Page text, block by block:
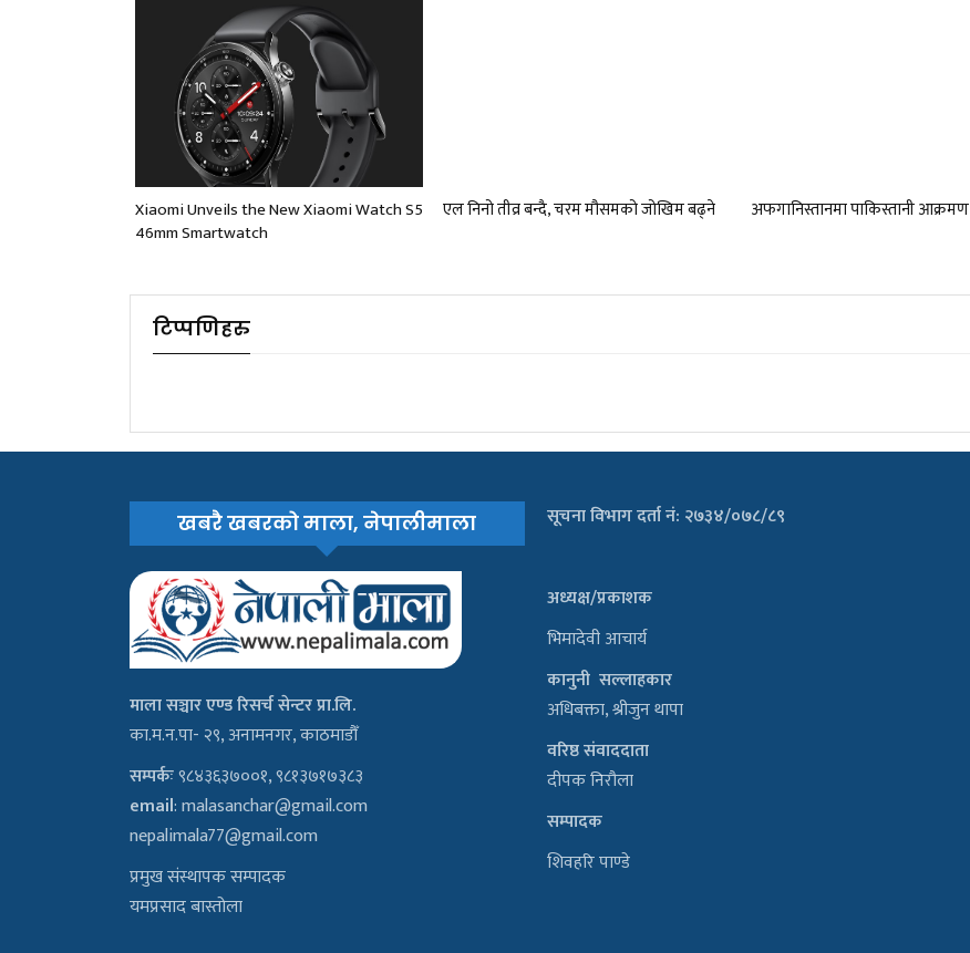
Xiaomi Unveils the New Xiaomi Watch S5
46mm Smartwatch
एल निनो तीव्र बन्दै, चरम मौसमको जोखिम बढ्ने अफगानिस्तानमा पाकिस्तानी आक्रमण
टिप्पणिहरु
खबरै खबरको माला, नेपालीमाला
माला सञ्चार एण्ड रिसर्च सेन्टर प्रा.लि.
का.म.न.पा- २९, अनामनगर, काठमाडौँ
सम्पर्कः९८४३६३७००१, ९८१३७१७३८३
email:malasanchar@gmail.com
nepalimala77@gmail.com
प्रमुख संस्थापक सम्पादक
यमप्रसाद बास्तोला
सूचना विभाग दर्ता नं: २७३४/०७८/८९
अध्यक्ष/प्रकाशक
भिमादेवी आचार्य
कानुनी सल्लाहकार
अधिबक्ता, श्रीजुन थापा
वरिष्ठ संवाददाता
दीपक निरौला
सम्पादक
शिवहरि पाण्डे